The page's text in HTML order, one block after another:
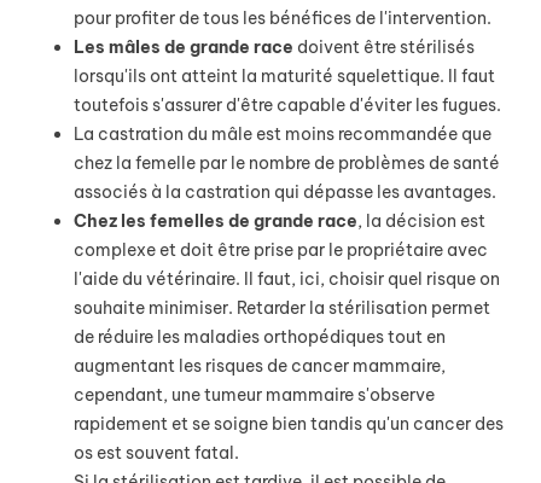
pour profiter de tous les bénéfices de l'intervention.
Les mâles de grande race doivent être stérilisés
lorsqu'ils ont atteint la maturité squelettique. Il faut
toutefois s'assurer d'être capable d'éviter les fugues.
La castration du mâle est moins recommandée que
chez la femelle par le nombre de problèmes de santé
associés à la castration qui dépasse les avantages.
Chez les femelles de grande race, la décision est
complexe et doit être prise par le propriétaire avec
l'aide du vétérinaire. Il faut, ici, choisir quel risque on
souhaite minimiser. Retarder la stérilisation permet
de réduire les maladies orthopédiques tout en
augmentant les risques de cancer mammaire,
cependant, une tumeur mammaire s'observe
rapidement et se soigne bien tandis qu'un cancer des
os est souvent fatal.